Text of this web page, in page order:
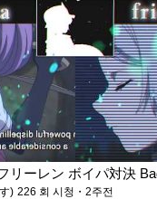
リーレン ボイパ対決
) 226 회 시청・2주전